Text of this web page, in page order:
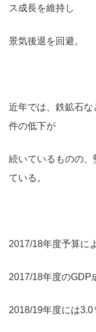
ス成長を維持し
景気後退を回避。
近年では、鉄鉱石
件の低下が
続いているものの
ている。
2017/18年度予算に
2017/18年度のGDP
2018/19年度には3.0